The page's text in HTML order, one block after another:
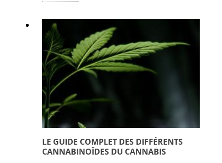
LE GUIDE COMPLET DES DIFFÉRENTS
CANNABINOÏDES DU CANNABIS